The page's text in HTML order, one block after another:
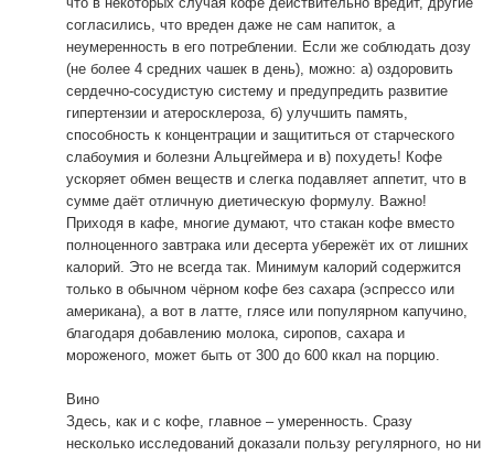
согласились, что вреден даже не сам напиток, а
неумеренность в его потреблении. Если же соблюдать дозу
(не более 4 средних чашек в день), можно: а) оздоровить
сердечно-сосудистую систему и предупредить развитие
гипертензии и атеросклероза, б) улучшить память,
способность к концентрации и защититься от старческого
слабоумия и болезни Альцгеймера и в) похудеть! Кофе
ускоряет обмен веществ и слегка подавляет аппетит, что в
сумме даёт отличную диетическую формулу. Важно!
Приходя в кафе, многие думают, что стакан кофе вместо
полноценного завтрака или десерта убережёт их от лишних
калорий. Это не всегда так. Минимум калорий содержится
только в обычном чёрном кофе без сахара (эспрессо или
американа), а вот в латте, глясе или популярном капучино,
благодаря добавлению молока, сиропов, сахара и
мороженого, может быть от 300 до 600 ккал на порцию.
Вино
Здесь, как и с кофе, главное – умеренность. Сразу
несколько исследований доказали пользу регулярного, но ни